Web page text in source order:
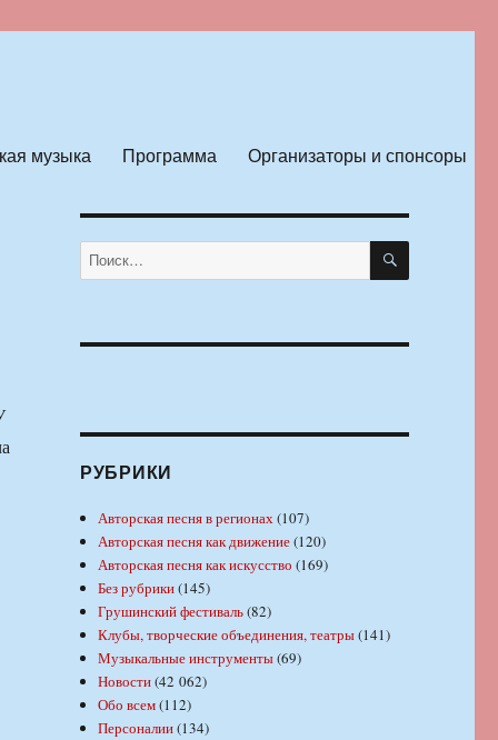
музыка Программа Организаторы и спонсоры
Искать: ПОИСК
РУБРИКИ
Авторская песня в регионах(107)
Авторская песня как движение(120)
Авторская песня как искусство (169)
Без рубрики(145)
Грушинский фестиваль(82)
Клубы, творческие объединения, театры(141)
Музыкальные инструменты(69)
Новости(42 062)
Обо всем(112)
Персоналии(134)